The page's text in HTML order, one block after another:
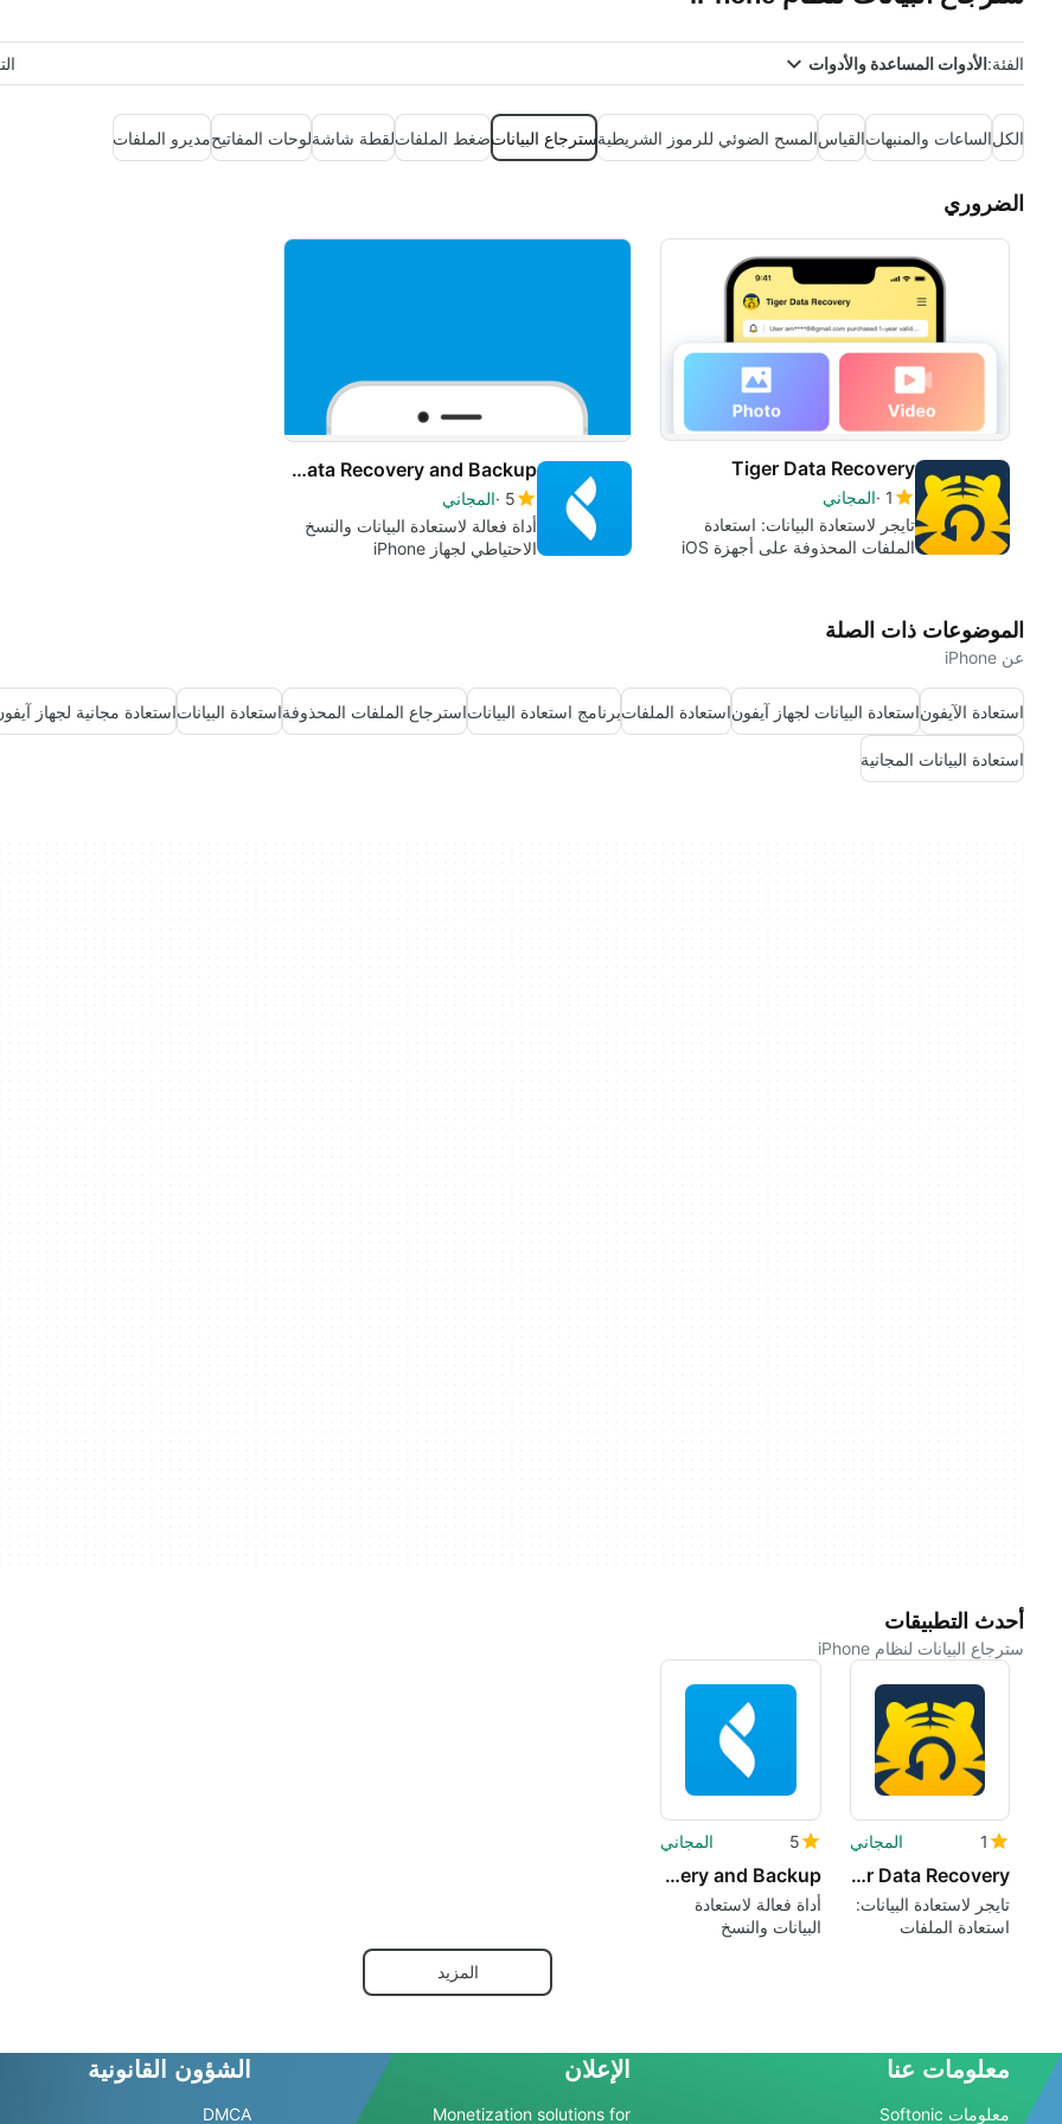
الفئة:الأدوات المساعدة والأدوات
الكلالساعات والمنبهاتالقياسالمسح الضوئي للرموز الشريطيةسترجاع البياناتضغط الملفاتلقطة شاشةلوحات المفاتيحمديرو الملفات
الضروري
Tiger Data Recovery
1 المجاني
تايجر لاستعادة البيانات: استعادة
الملفات المحذوفة على أجهزة iOS
Recover - Data Recovery and Backup
5 المجاني
أداة فعالة لاستعادة البيانات والنسخ
الاحتياطي لجهاز iPhone
الموضوعات ذات الصلة
عن iPhone
استعادة الآيفوناستعادة البيانات لجهاز آيفوناستعادة الملفاتبرنامج استعادة البياناتاسترجاع الملفات المحذوفةاستعادة البياناتاستعادة مجانية لجهاز
استعادة البيانات المجانية
أحدث التطبيقات
سترجاع البيانات لنظام iPhone
1 المجاني
Tiger Data Recovery
تايجر لاستعادة البيانات:
استعادة الملفات
5 المجاني
Recover - Data Recovery and Backup
أداة فعالة لاستعادة
البيانات والنسخ
المزيد
معلومات عنا
معلومات Softonic
الإعلان
Monetization solutions for
الشؤون القانونية
DMCA